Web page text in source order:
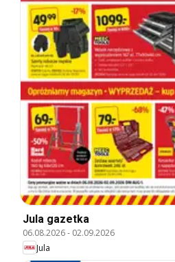
Jula gazetka
06.08.2026- 02.09.2026
Jula